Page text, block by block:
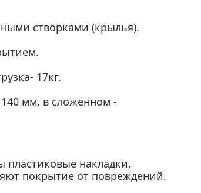
створками (крылья).
17кг.
мм, в сложенном -
пластиковые накладки,
покрытие от повреждений.